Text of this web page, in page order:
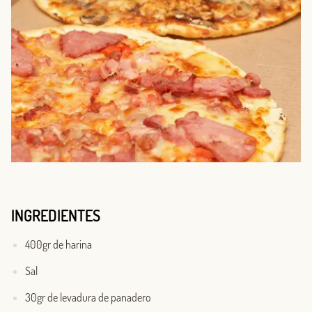
INGREDIENTES
400gr de harina
Sal
30gr de levadura de panadero